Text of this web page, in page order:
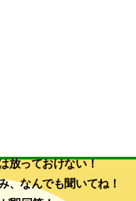
放っておけない！
、なんでも聞いてね！